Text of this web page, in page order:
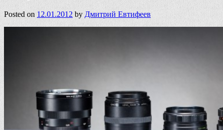
Posted on 12.01.2012 by Дмитрий Евтифеев